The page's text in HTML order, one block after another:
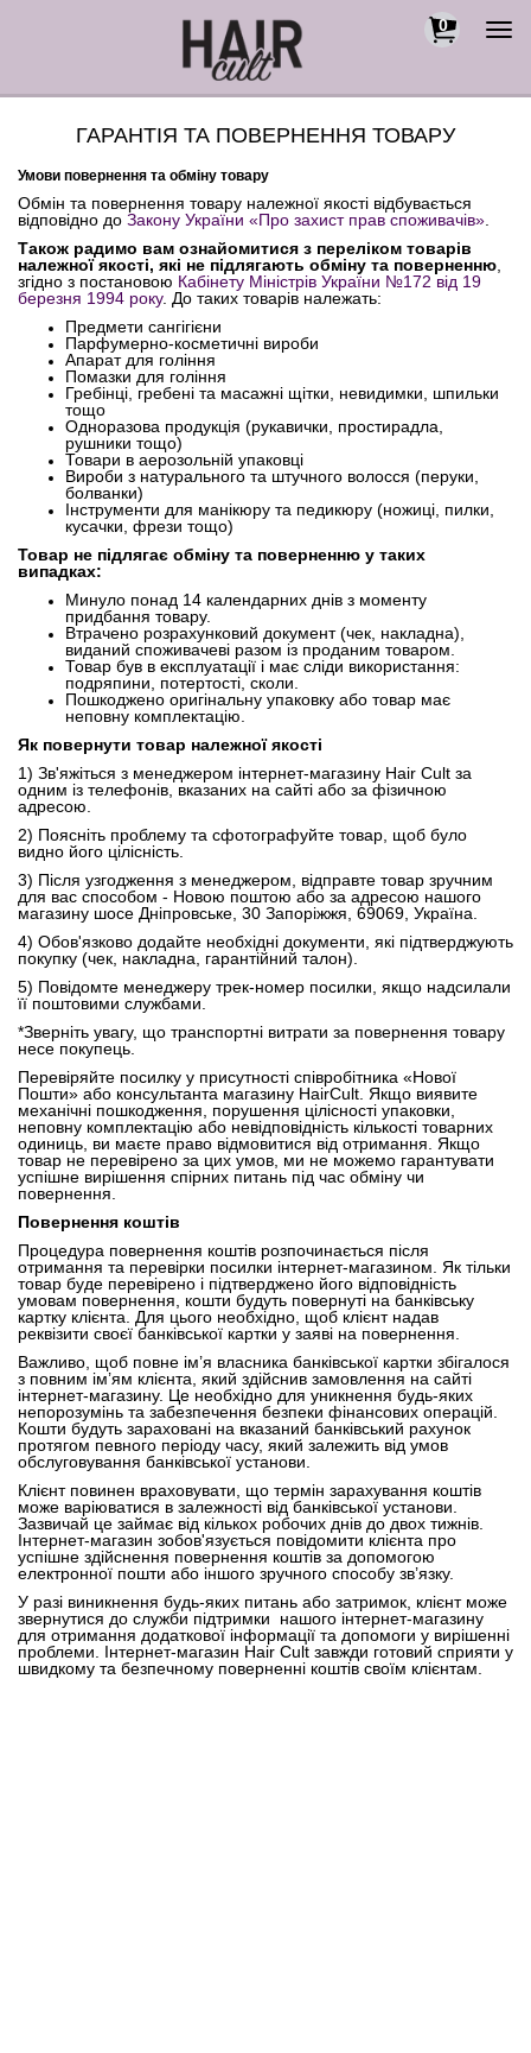
0
ГАРАНТІЯ ТА ПОВЕРНЕННЯ ТОВАРУ
Умови повернення та обміну товару
Обмін та повернення товару належної якості відбувається
відповідно до Закону України «Про захист прав споживачів»
Також радимо вам ознайомитися з переліком товарів
належної якості, які не підлягають обміну та поверненню
згідно з постановою Кабінету Міністрів України №172 від 19
березня 1994 року. До таких товарів належать:
Предмети сангігієни
Парфумерно-косметичні вироби
Апарат для гоління
Помазки для гоління
Гребінці, гребені та масажні щітки, невидимки, шпильки
тощо
Одноразова продукція (рукавички, простирадла,
рушники тощо)
Товари в аерозольній упаковці
Вироби з натурального та штучного волосся (перуки,
болванки)
Інструменти для манікюру та педикюру (ножиці, пилки,
кусачки, фрези тощо)
Товар не підлягає обміну та поверненню у таких
випадках:
Минуло понад 14 календарних днів з моменту
придбання товару.
Втрачено розрахунковий документ (чек, накладна),
виданий споживачеві разом із проданим товаром.
Товар був в експлуатації і має сліди використання:
подряпини, потертості, сколи.
Пошкоджено оригінальну упаковку або товар має
неповну комплектацію.
Як повернути товар належної якості
1) Зв'яжіться з менеджером інтернет-магазину Hair Cult за
одним із телефонів, вказаних на сайті або за фізичною
адресою.
2) Поясніть проблему та сфотографуйте товар, щоб було
видно його цілісність.
3) Після узгодження з менеджером, відправте товар зручним
для вас способом - Новою поштою або за адресою нашого
магазину шосе Дніпровське, 30 Запоріжжя, 69069, Україна.
4) Обов'язково додайте необхідні документи, які підтверджують
покупку (чек, накладна, гарантійний талон).
5) Повідомте менеджеру трек-номер посилки, якщо надсилали
її поштовими службами.
*Зверніть увагу, що транспортні витрати за повернення товару
несе покупець.
Перевіряйте посилку у присутності співробітника «Нової
Пошти» або консультанта магазину HairCult. Якщо виявите
механічні пошкодження, порушення цілісності упаковки,
неповну комплектацію або невідповідність кількості товарних
одиниць, ви маєте право відмовитися від отримання. Якщо
товар не перевірено за цих умов, ми не можемо гарантувати
успішне вирішення спірних питань під час обміну чи
повернення.
Повернення коштів
Процедура повернення коштів розпочинається після
отримання та перевірки посилки інтернет-магазином. Як тільки
товар буде перевірено і підтверджено його відповідність
умовам повернення, кошти будуть повернуті на банківську
картку клієнта. Для цього необхідно, щоб клієнт надав
реквізити своєї банківської картки у заяві на повернення.
Важливо, щоб повне ім’я власника банківської картки збігалося
з повним ім’ям клієнта, який здійснив замовлення на сайті
інтернет-магазину. Це необхідно для уникнення будь-яких
непорозумінь та забезпечення безпеки фінансових операцій.
Кошти будуть зараховані на вказаний банківський рахунок
протягом певного періоду часу, який залежить від умов
обслуговування банківської установи.
Клієнт повинен враховувати, що термін зарахування коштів
може варіюватися в залежності від банківської установи.
Зазвичай це займає від кількох робочих днів до двох тижнів.
Інтернет-магазин зобов'язується повідомити клієнта про
успішне здійснення повернення коштів за допомогою
електронної пошти або іншого зручного способу зв’язку.
У разі виникнення будь-яких питань або затримок, клієнт може
звернутися до служби підтримки нашого інтернет-магазину
для отримання додаткової інформації та допомоги у вирішенні
проблеми. Інтернет-магазин Hair Cult завжди готовий сприяти у
швидкому та безпечному поверненні коштів своїм клієнтам.